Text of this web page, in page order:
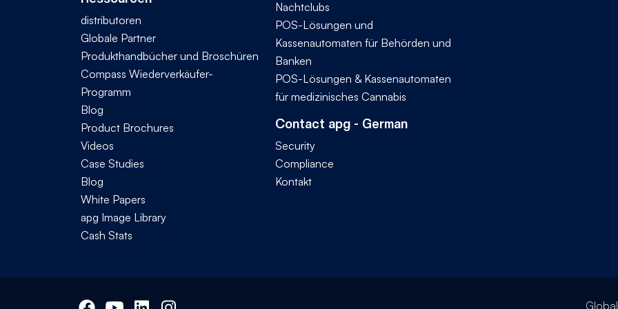
distributoren
Globale Partner
Produkthandbücher und Broschüren
Compass Wiederverkäufer-
Programm
Blog
Product Brochures
Videos
Case Studies
Blog
White Papers
apg Image Library
Cash Stats
Nachtclubs
POS-Lösungen und
Kassenautomaten für Behörden und
Banken
POS-Lösungen & Kassenautomaten
für medizinisches Cannabis
Contact apg - German
Security
Compliance
Kontakt